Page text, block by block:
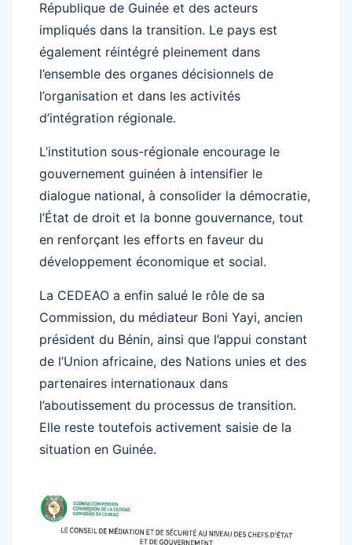
République de Guinée et des acteurs
impliqués dans la transition. Le pays est
également réintégré pleinement dans
l’ensemble des organes décisionnels de
l’organisation et dans les activités
d’intégration régionale.
L’institution sous-régionale encourage le
gouvernement guinéen à intensifier le
dialogue national, à consolider la démocratie,
l’État de droit et la bonne gouvernance, tout
en renforçant les efforts en faveur du
développement économique et social.
La CEDEAO a enfin salué le rôle de sa
Commission, du médiateur Boni Yayi, ancien
président du Bénin, ainsi que l’appui constant
de l’Union africaine, des Nations unies et des
partenaires internationaux dans
l’aboutissement du processus de transition.
Elle reste toutefois activement saisie de la
situation en Guinée.